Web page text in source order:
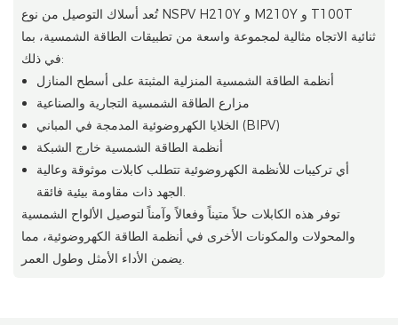
تُعد أسلاك التوصيل من نوع NSPV H210Y و M210Y و T100T
ثنائية الاتجاه مثالية لمجموعة واسعة من تطبيقات الطاقة الشمسية، بما
في ذلك:
أنظمة الطاقة الشمسية المنزلية المثبتة على أسطح المنازل
مزارع الطاقة الشمسية التجارية والصناعية
الخلايا الكهروضوئية المدمجة في المباني (BIPV)
أنظمة الطاقة الشمسية خارج الشبكة
أي تركيبات للأنظمة الكهروضوئية تتطلب كابلات موثوقة وعالية
الجهد ذات مقاومة بيئية فائقة.
توفر هذه الكابلات حلاً متيناً وفعالاً وآمناً لتوصيل الألواح الشمسية
والمحولات والمكونات الأخرى في أنظمة الطاقة الكهروضوئية، مما
يضمن الأداء الأمثل وطول العمر.